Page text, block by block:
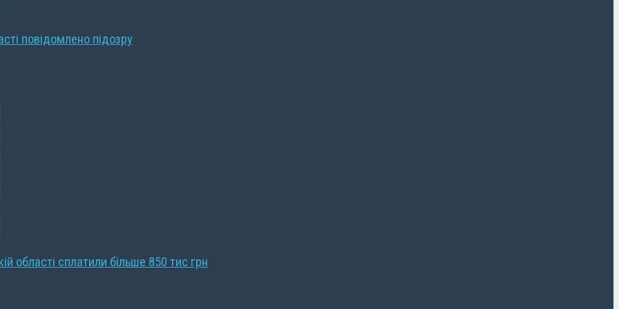
повідомлено підозру
області сплатили більше 850 тис грн